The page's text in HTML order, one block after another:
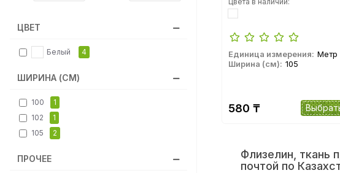
ЦВЕТ
Белый 4
ШИРИНА (СМ)
100
1
102
1
105
2
ПРОЧЕЕ
Единица измерения: Метр
Ширина (см): 105
580 ₸
Флизелин, ткань
почтой по